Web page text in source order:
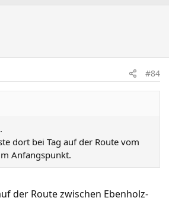
#84
dort bei Tag auf der Route vom
Anfangspunkt.
der Route zwischen Ebenholz-